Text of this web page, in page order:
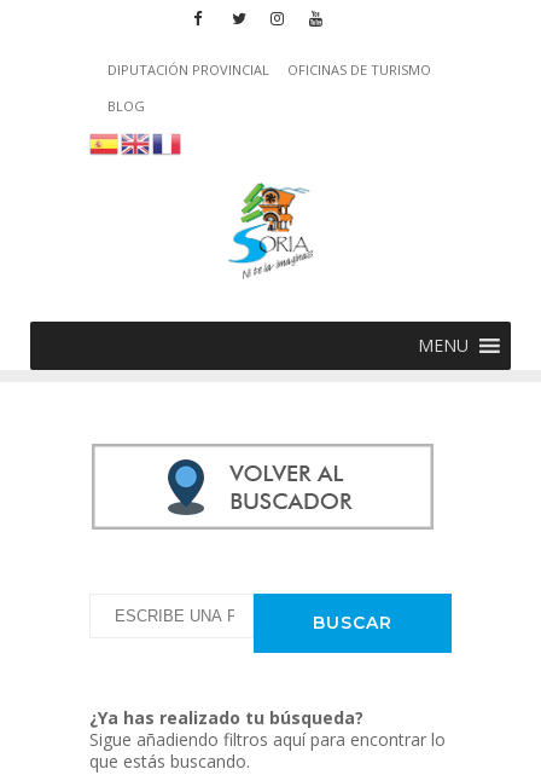
DIPUTACIÓN PROVINCIAL
OFICINAS DE TURISMO
BLOG
MENU
¿Ya has realizado tu búsqueda?
Sigue añadiendo filtros aquí para encontrar lo
que estás buscando.